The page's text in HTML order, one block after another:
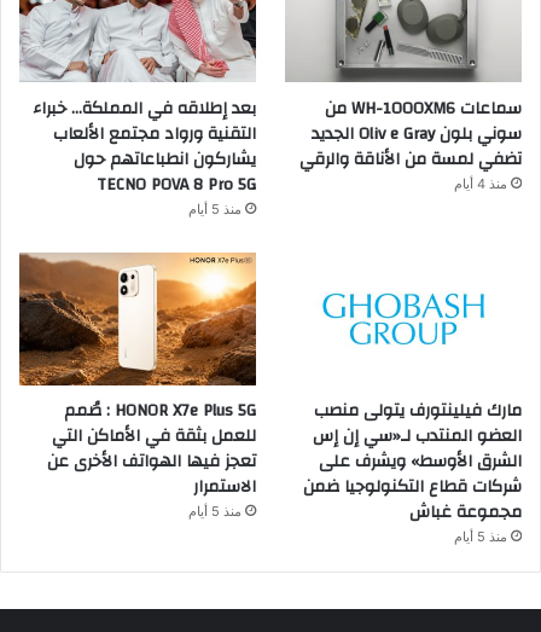
سماعات WH-1000XM6 من
سوني بلون Oliv e Gray الجديد
تضفي لمسة من الأناقة والرقي
منذ 4 أيام
بعد إطلاقه في المملكة… خبراء
التقنية ورواد مجتمع الألعاب
يشاركون انطباعاتهم حول
TECNO POVA 8 Pro 5G
منذ 5 أيام
مارك فيلينتورف يتولى منصب
العضو المنتدب لـ«سي إن إس
الشرق الأوسط» ويشرف على
شركات قطاع التكنولوجيا ضمن
مجموعة غباش
منذ 5 أيام
HONOR X7e Plus 5G : صُمم
للعمل بثقة في الأماكن التي
تعجز فيها الهواتف الأخرى عن
الاستمرار
منذ 5 أيام